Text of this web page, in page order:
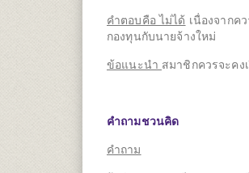
คำตอบคือ ไม่ได้ เนื่องจากค
กองทุนกับนายจ้างใหม่
ข้อแนะนำ สมาชิกควรจะคง
คำถามชวนคิด
คำถาม